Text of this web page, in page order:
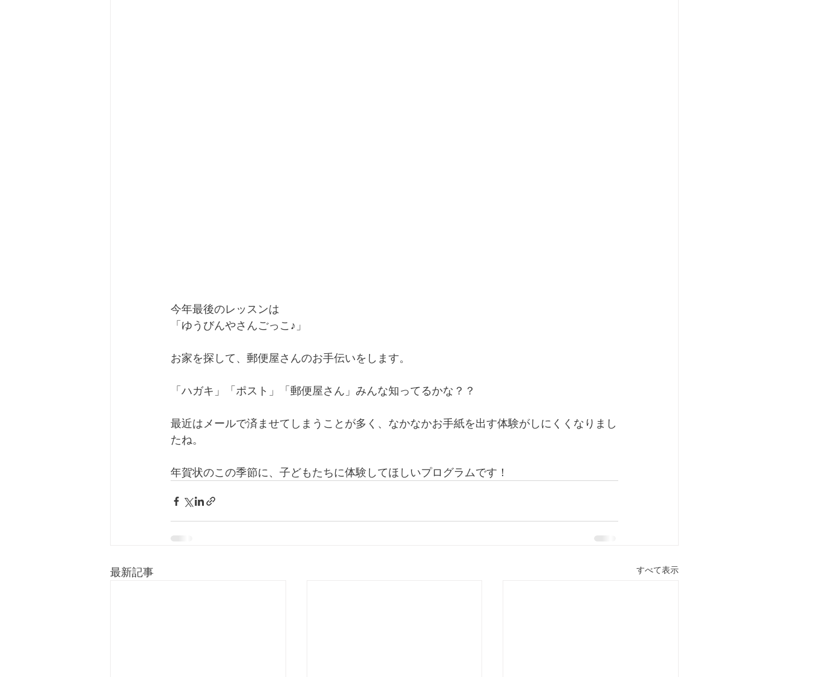
今年最後のレッスンは
「ゆうびんやさんごっこ♪」
お家を探して、郵便屋さんのお手伝いをします。
「ハガキ」「ポスト」「郵便屋さん」みんな知ってるかな？？
最近はメールで済ませてしまうことが多く、なかなかお手紙を出す体験がしにくくなりまし
たね。
年賀状のこの季節に、子どもたちに体験してほしいプログラムです！
最新記事 すべて表示